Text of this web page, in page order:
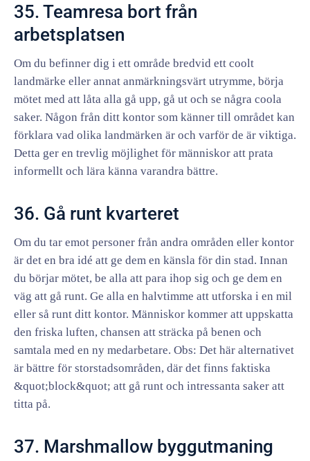
35. Teamresa bort från
arbetsplatsen
Om du befinner dig i ett område bredvid ett coolt
landmärke eller annat anmärkningsvärt utrymme, börja
mötet med att låta alla gå upp, gå ut och se några coola
saker. Någon från ditt kontor som känner till området kan
förklara vad olika landmärken är och varför de är viktiga.
Detta ger en trevlig möjlighet för människor att prata
informellt och lära känna varandra bättre.
36. Gå runt kvarteret
Om du tar emot personer från andra områden eller kontor
är det en bra idé att ge dem en känsla för din stad. Innan
du börjar mötet, be alla att para ihop sig och ge dem en
väg att gå runt. Ge alla en halvtimme att utforska i en mil
eller så runt ditt kontor. Människor kommer att uppskatta
den friska luften, chansen att sträcka på benen och
samtala med en ny medarbetare. Obs: Det här alternativet
är bättre för storstadsområden, där det finns faktiska
&quot;block&quot; att gå runt och intressanta saker att
titta på.
37. Marshmallow byggutmaning